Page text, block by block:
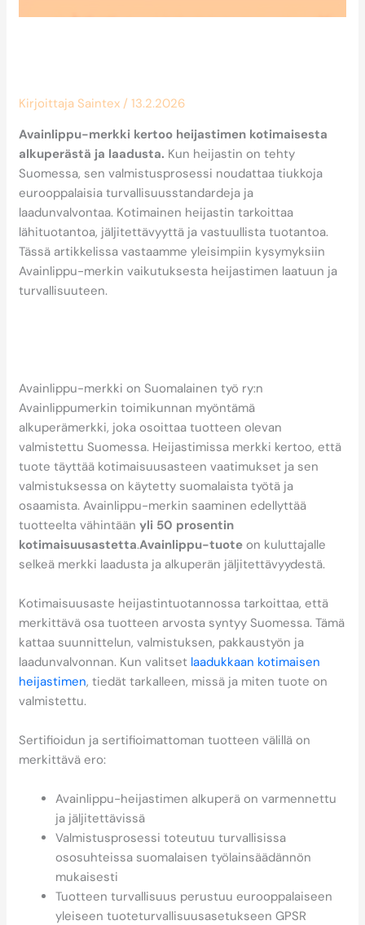
KirjoittajaSaintex /13.2.2026
Avainlippu-merkki kertoo heijastimen kotimaisesta
alkuperästä ja laadusta. Kun heijastin on tehty
Suomessa, sen valmistusprosessi noudattaa tiukkoja
eurooppalaisia turvallisuusstandardeja ja
laadunvalvontaa. Kotimainen heijastin tarkoittaa
lähituotantoa, jäljitettävyyttä ja vastuullista tuotantoa.
Tässä artikkelissa vastaamme yleisimpiin kysymyksiin
Avainlippu-merkin vaikutuksesta heijastimen laatuun ja
turvallisuuteen.
Avainlippu-merkki on Suomalainen työ ry:n
Avainlippumerkin toimikunnan myöntämä
alkuperämerkki, joka osoittaa tuotteen olevan
valmistettu Suomessa. Heijastimissa merkki kertoo, että
tuote täyttää kotimaisuusasteen vaatimukset ja sen
valmistuksessa on käytetty suomalaista työtä ja
osaamista. Avainlippu-merkin saaminen edellyttää
tuotteelta vähintään yli 50 prosentin
kotimaisuusastetta.Avainlippu-tuote on kuluttajalle
selkeä merkki laadusta ja alkuperän jäljitettävyydestä.
Kotimaisuusaste heijastintuotannossa tarkoittaa, että
merkittävä osa tuotteen arvosta syntyy Suomessa. Tämä
kattaa suunnittelun, valmistuksen, pakkaustyön ja
laadunvalvonnan. Kun valitset laadukkaan kotimaisen
heijastimen, tiedät tarkalleen, missä ja miten tuote on
valmistettu.
Sertifioidun ja sertifioimattoman tuotteen välillä on
merkittävä ero:
Avainlippu-heijastimen alkuperä on varmennettu
ja jäljitettävissä
Valmistusprosessi toteutuu turvallisissa
ososuhteissa suomalaisen työlainsäädännön
mukaisesti
Tuotteen turvallisuus perustuu eurooppalaiseen
yleiseen tuoteturvallisuusasetukseen GPSR